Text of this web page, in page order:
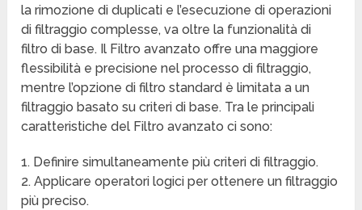
la rimozione di duplicati e l’esecuzione di operazioni
di filtraggio complesse, va oltre la funzionalità di
filtro di base. Il Filtro avanzato offre una maggiore
flessibilità e precisione nel processo di filtraggio,
mentre l’opzione di filtro standard è limitata a un
filtraggio basato su criteri di base. Tra le principali
caratteristiche del Filtro avanzato ci sono:
1. Definire simultaneamente più criteri di filtraggio.
2. Applicare operatori logici per ottenere un filtraggio
più preciso.